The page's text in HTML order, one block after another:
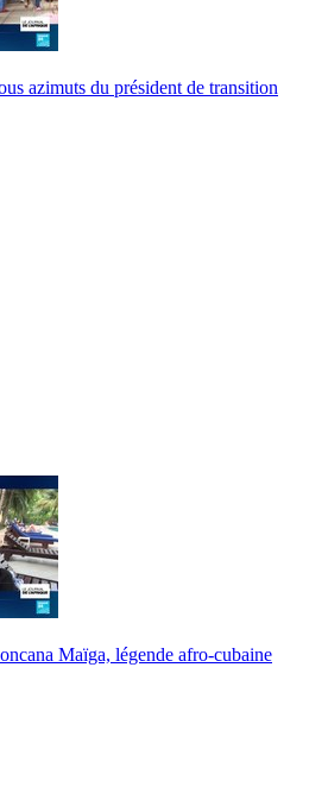
azimuts du président de transition
Maïga, légende afro-cubaine